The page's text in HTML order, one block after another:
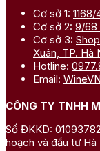
Cơ sở 1:
Cơ sở 2: 9/68
Cơ sở 3:
Xuân, TP. Hà
Hotline:
Email:
CÔNG TY TNHH
Số ĐKKD:
hoạch và đầu tư Hà